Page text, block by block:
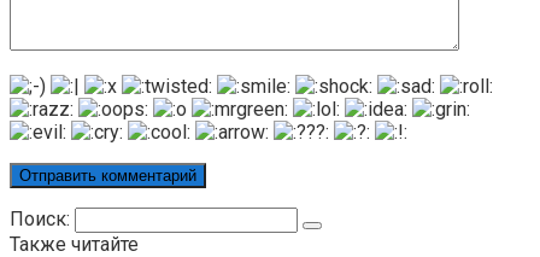
Поиск:
Также читайте